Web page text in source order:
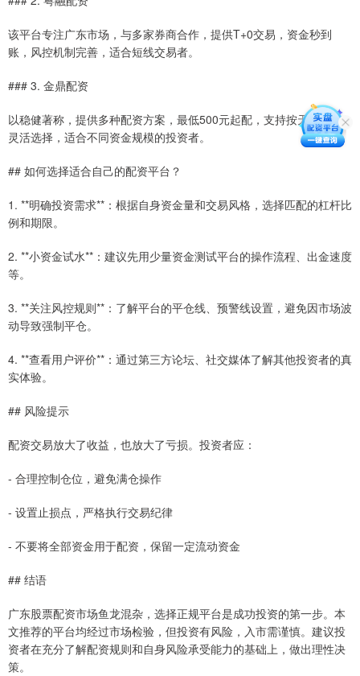
该平台专注广东市场，与多家券商合作，提供T+0交易，资金秒到
账，风控机制完善，适合短线交易者。
### 3. 金鼎配资
以稳健著称，提供多种配资方案，最低500元起配，支持按天、按月
灵活选择，适合不同资金规模的投资者。
## 如何选择适合自己的配资平台？
1. **明确投资需求**：根据自身资金量和交易风格，选择匹配的杠杆比
例和期限。
2. **小资金试水**：建议先用少量资金测试平台的操作流程、出金速度
等。
3. **关注风控规则**：了解平台的平仓线、预警线设置，避免因市场波
动导致强制平仓。
4. **查看用户评价**：通过第三方论坛、社交媒体了解其他投资者的真
实体验。
## 风险提示
配资交易放大了收益，也放大了亏损。投资者应：
- 合理控制仓位，避免满仓操作
- 设置止损点，严格执行交易纪律
- 不要将全部资金用于配资，保留一定流动资金
## 结语
广东股票配资市场鱼龙混杂，选择正规平台是成功投资的第一步。本
文推荐的平台均经过市场检验，但投资有风险，入市需谨慎。建议投
资者在充分了解配资规则和自身风险承受能力的基础上，做出理性决
策。